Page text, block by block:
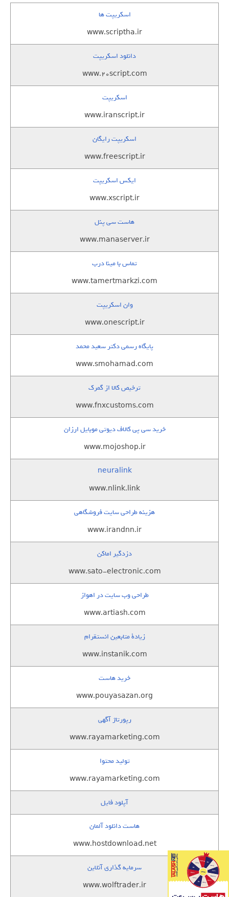
اسکریپت ها
www.scriptha.ir
دانلود اسکریپت
www.20script.com
اسکریپت
www.iranscript.ir
اسکریپت رایگان
www.freescript.ir
ایکس اسکریپت
www.xscript.ir
هاست سی پنل
www.manaserver.ir
تماس با مینا درب
www.tamertmarkzi.com
وان اسکریپت
www.onescript.ir
پایگاه رسمی دکتر سعید محمد
www.smohamad.com
ترخیص کالا از گمرک
www.fnxcustoms.com
خرید سی پی کالاف دیوتی موبایل ارزان
www.mojoshop.ir
neuralink
www.nlink.link
هزینه طراحی سایت فروشگاهی
www.irandnn.ir
دزدگیر اماکن
www.sato-electronic.com
طراحی وب سایت در اهواز
www.artiash.com
زيادة متابعين انستقرام
www.instanik.com
خرید هاست
www.pouyasazan.org
رپورتاژ آگهی
www.rayamarketing.com
تولید محتوا
www.rayamarketing.com
آپلود فایل
هاست دانلود آلمان
www.hostdownload.net
سرمایه گذاری آنلاین
www.wolftrader.ir